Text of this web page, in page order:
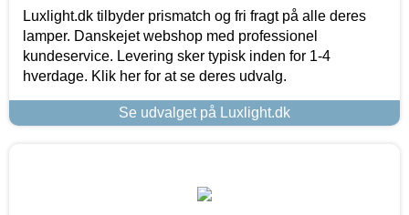
Luxlight.dk tilbyder prismatch og fri fragt på alle deres
lamper. Danskejet webshop med professionel
kundeservice. Levering sker typisk inden for 1-4
hverdage. Klik her for at se deres udvalg.
Se udvalget på Luxlight.dk